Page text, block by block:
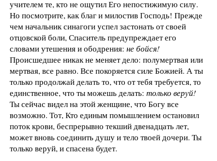
учителем те, кто не ощутил Его непостижимую силу.
Но посмотрите, как благ и милостив Господь! Прежде
чем начальник синагоги успел застонать от своей
отцовской боли, Спаситель предупреждает его
словами утешения и ободрения: не бойся!
Происшедшее никак не меняет дело: полумертвая или
мертвая, все равно. Все покоряется силе Божией. А ты
только продолжай делать то, что от тебя требуется, то
единственное, что ты можешь делать: только веруй!
Ты сейчас видел на этой женщине, что Богу все
возможно. Тот, Кто единым помышлением остановил
поток крови, беспрерывно текший двенадцать лет,
может вновь соединить душу и тело твоей дочери. Ты
только веруй, и спасена будет.